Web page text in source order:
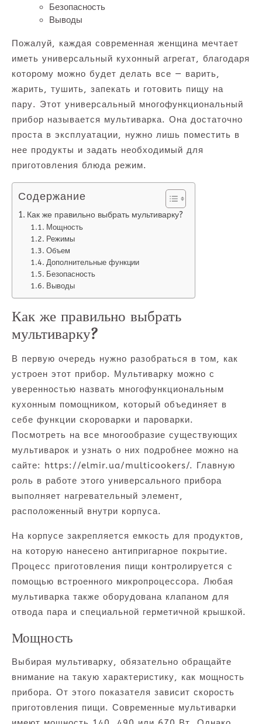
Безопасность
Выводы
Пожалуй, каждая современная женщина мечтает
иметь универсальный кухонный агрегат, благодаря
которому можно будет делать все — варить,
жарить, тушить, запекать и готовить пищу на
пару. Этот универсальный многофункциональный
прибор называется мультиварка. Она достаточно
проста в эксплуатации, нужно лишь поместить в
нее продукты и задать необходимый для
приготовления блюда режим.
Содержание
Как же правильно выбрать мультиварку?
Мощность
Режимы
Объем
Дополнительные функции
Безопасность
Выводы
Как же правильно выбрать
мультиварку?
В первую очередь нужно разобраться в том, как
устроен этот прибор. Мультиварку можно с
уверенностью назвать многофункциональным
кухонным помощником, который объединяет в
себе функции скороварки и пароварки.
Посмотреть на все многообразие существующих
мультиварок и узнать о них подробнее можно на
сайте: https://elmir.ua/multicookers/. Главную
роль в работе этого универсального прибора
выполняет нагревательный элемент,
расположенный внутри корпуса.
На корпусе закрепляется емкость для продуктов,
на которую нанесено антипригарное покрытие.
Процесс приготовления пищи контролируется с
помощью встроенного микропроцессора. Любая
мультиварка также оборудована клапаном для
отвода пара и специальной герметичной крышкой.
Мощность
Выбирая мультиварку, обязательно обращайте
внимание на такую характеристику, как мощность
прибора. От этого показателя зависит скорость
приготовления пищи. Современные мультиварки